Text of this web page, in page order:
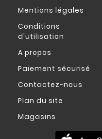
Mentions légales
Conditions
d'utilisation
A propos
Paiement sécurisé
Contactez-nous
Plan du site
Magasins